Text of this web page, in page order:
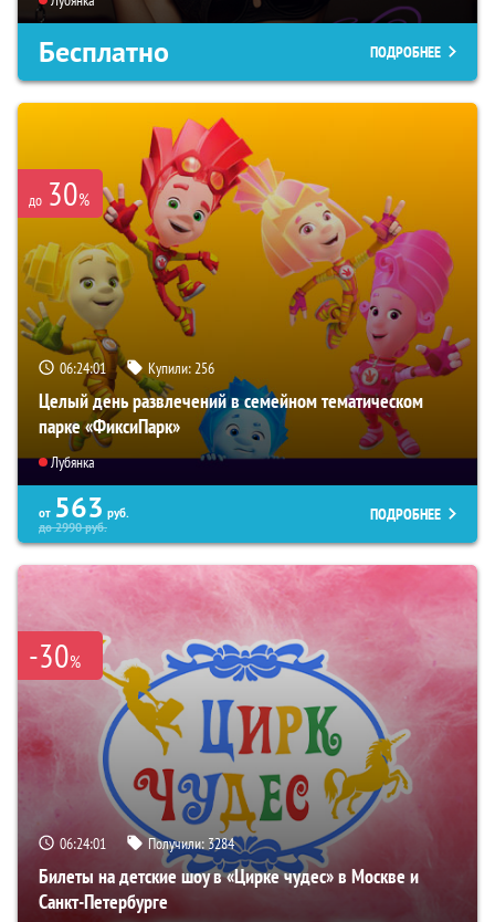
Бесплатно ПОДРОБНЕЕ
до 30%
06:24:00 Купили:256
Целый день развлечений в семейном тематическом
парке «ФиксиПарк»
Лубянка
от 563 руб.
до2990руб.
ПОДРОБНЕЕ
-30%
06:24:00 Получили: 3284
Билеты на детские шоу в «Цирке чудес» в Москве и
Санкт-Петербурге